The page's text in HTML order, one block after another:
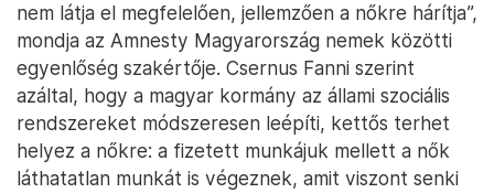
nem látja el megfelelően, jellemzően a nőkre hárítja”,
mondja az Amnesty Magyarország nemek közötti
egyenlőség szakértője. Csernus Fanni szerint
azáltal, hogy a magyar kormány az állami szociális
rendszereket módszeresen leépíti, kettős terhet
helyez a nőkre: a fizetett munkájuk mellett a nők
láthatatlan munkát is végeznek, amit viszont senki